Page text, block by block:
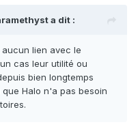
a dit :
lien avec le
cas leur utilité ou
bien longtemps
Halo n'a pas besoin